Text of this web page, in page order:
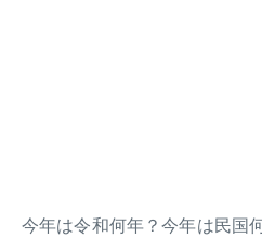
今年は令和何年？今年は民国